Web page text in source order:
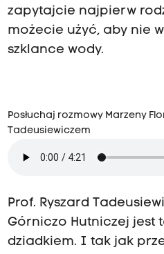
zapytajcie najpierw
możecie użyć, aby nie
szklance wody.
Posłuchaj rozmowy Marzeny
Tadeusiewiczem
Prof. Ryszard
Górniczo Hutniczej jest
dziadkiem. I tak jak